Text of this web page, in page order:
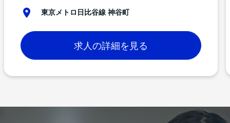
東京メトロ日比谷線 神谷町
求人の詳細を見る